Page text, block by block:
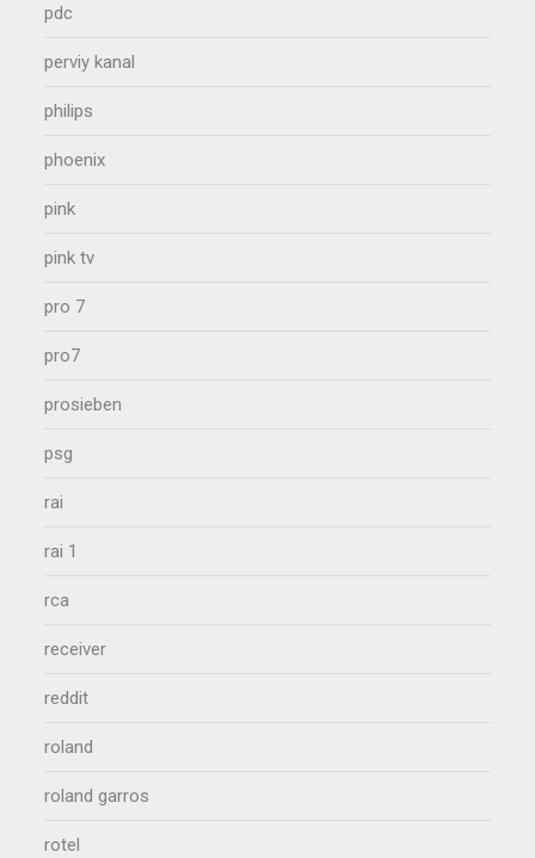
pdc
perviy kanal
philips
phoenix
pink
pink tv
pro 7
pro7
prosieben
psg
rai
rai 1
rca
receiver
reddit
roland
roland garros
rotel